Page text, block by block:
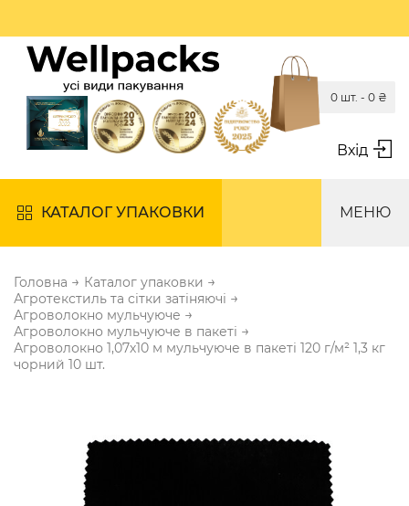
Вхід
0 шт. - 0 ₴
КАТАЛОГ УПАКОВКИ МЕНЮ
Головна → Каталог упаковки →
Агротекстиль та сітки затіняючі →
Агроволокно мульчуюче →
Агроволокно мульчуюче в пакеті →
Агроволокно 1,07х10 м мульчуюче в пакеті 120 г/м² 1,3 кг
чорний 10 шт.